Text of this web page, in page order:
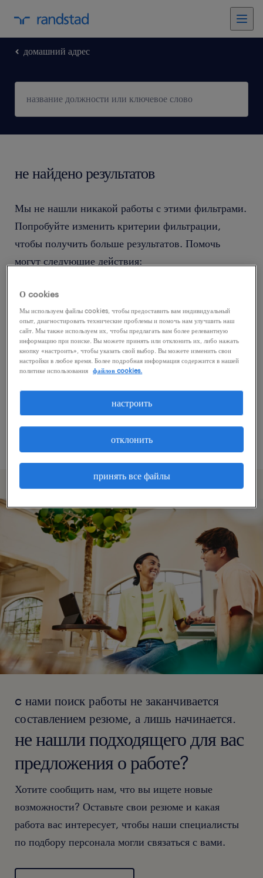
домашний адрес
не найдено результатов
Мы не нашли никакой работы с этими фильтрами.
Попробуйте изменить критерии фильтрации,
чтобы получить больше результатов. Помочь
могут следующие действия:
Попробуйте удалить некоторые из
примененных фильтров.
Вы искали работу в определенном месте?
Учтите возможность расширения диапазона
вокруг местонахождения.
Измените название должности или ключевые
слова и проверьте, правильно ли они
написаны.
c нами поиск работы не заканчивается
составлением резюме, а лишь начинается.
не нашли подходящего для вас
предложения о работе?
Хотите сообщить нам, что вы ищете новые
возможности? Оставьте свои резюме и какая
работа вас интересует, чтобы наши специалисты
по подбору персонала могли связаться с вами.
О cookies
Мы используем файлы cookies, чтобы предоставить вам индивидуальный
опыт, диагностировать технические проблемы и помочь нам улучшить наш
сайт. Мы также используем их, чтобы предлагать вам более релевантную
информацию при поиске. Вы можете принять или отклонить их, либо нажать
кнопку «настроить», чтобы указать свой выбор. Вы можете изменить свои
настройки в любое время. Более подробная информация содержится в нашей
политике использования
файлов cookies.
принять все файлы
отклонить
настроить